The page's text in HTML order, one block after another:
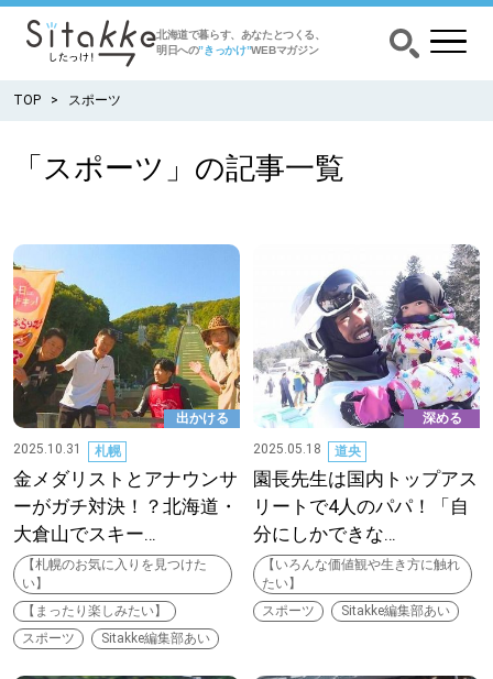
北海道で暮らす、あなたとつくる、
明日への”きっかけ”WEBマガジン
出かける
暮らす
みがく
育む
深める
ゆるむ
TOP スポーツ
「スポーツ」の記事一覧
出かける
2025.10.31
札幌
金メダリストとアナウンサ
ーがガチ対決！？北海道・
大倉山でスキー…
【札幌のお気に入りを見つけた
い】
【まったり楽しみたい】
スポーツ
Sitakke編集部あい
深める
2025.05.18
道央
園長先生は国内トップアス
リートで4人のパパ！「自
分にしかできな…
【いろんな価値観や生き方に触れ
たい】
スポーツ
Sitakke編集部あい